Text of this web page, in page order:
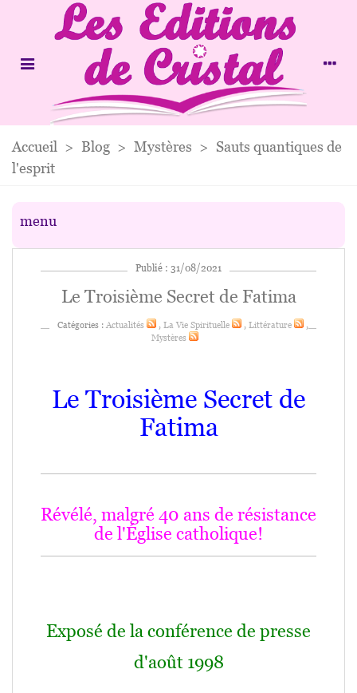
Accueil > Blog > Mystères > Sauts quantiques de
l'esprit
menu
Publié : 31/08/2021
Le Troisième Secret de Fatima
Catégories : Actualités , La Vie Spirituelle , Littérature
,
Mystères
Le Troisième Secret de
Fatima
Révélé, malgré 40 ans de résistance
de l'Église catholique!
Exposé de la conférence de presse
d'août 1998